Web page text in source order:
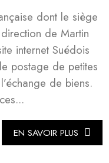
dont le siège
de Martin
internet Suédois
postage de petites
de biens.
EN SAVOIR PLUS